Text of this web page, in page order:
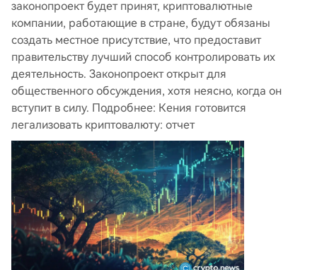
законопроект будет принят, криптовалютные
компании, работающие в стране, будут обязаны
создать местное присутствие, что предоставит
правительству лучший способ контролировать их
деятельность. Законопроект открыт для
общественного обсуждения, хотя неясно, когда он
вступит в силу. Подробнее: Кения готовится
легализовать криптовалюту: отчет